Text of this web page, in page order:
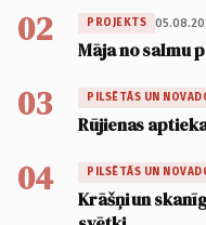
02 PROJEKTS
Māja no salmu
03 PILSĒTĀS UN
Rūjienas
04 PILSĒTĀS UN
Krāšņi un